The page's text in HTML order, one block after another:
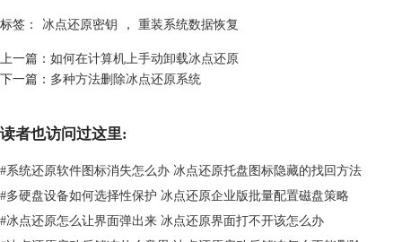
标签： 冰点还原密钥 ， 重装系统数据恢复
上一篇： 如何在计算机上手动卸载冰点还原
下一篇： 多种方法删除冰点还原系统
读者也访问过这里:
#系统还原软件图标消失怎么办 冰点还原托盘图标隐藏的找回方法
#多硬盘设备如何选择性保护 冰点还原企业版批量配置磁盘策略
#冰点还原怎么让界面弹出来 冰点还原界面打不开该怎么办